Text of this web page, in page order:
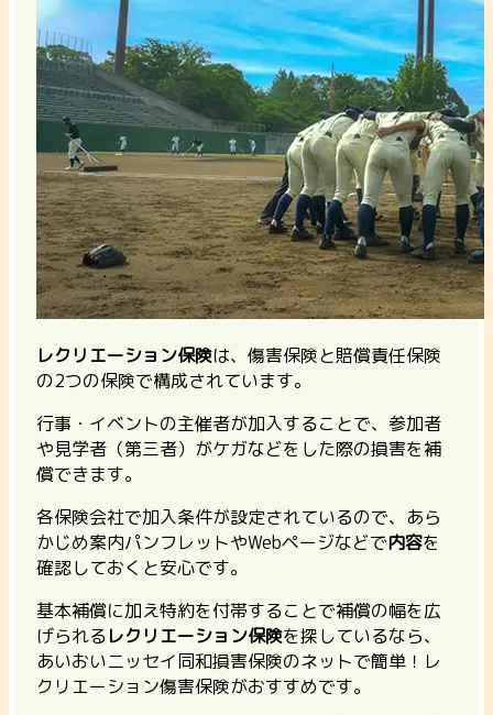
レクリエーション保険は、傷害保険と賠償責任保険
の2つの保険で構成されています。
行事・イベントの主催者が加入することで、参加者
や見学者（第三者）がケガなどをした際の損害を補
償できます。
各保険会社で加入条件が設定されているので、あら
かじめ案内パンフレットやWebページなどで内容を
確認しておくと安心です。
基本補償に加え特約を付帯することで補償の幅を広
げられるレクリエーション保険を探しているなら、
あいおいニッセイ同和損害保険のネットで簡単！レ
クリエーション傷害保険がおすすめです。